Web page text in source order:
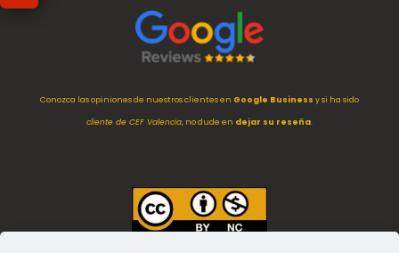
Conozca las opiniones de nuestros clientes en Google Business y si ha sido
cliente de CEF Valencia, no dude en dejar su reseña.